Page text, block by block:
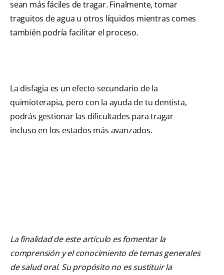
sean más fáciles de tragar. Finalmente, tomar
traguitos de agua u otros líquidos mientras comes
también podría facilitar el proceso.
La disfagia es un efecto secundario de la
quimioterapia, pero con la ayuda de tu dentista,
podrás gestionar las dificultades para tragar
incluso en los estados más avanzados.
La finalidad de este artículo es fomentar la
comprensión y el conocimiento de temas generales
de salud oral. Su propósito no es sustituir la